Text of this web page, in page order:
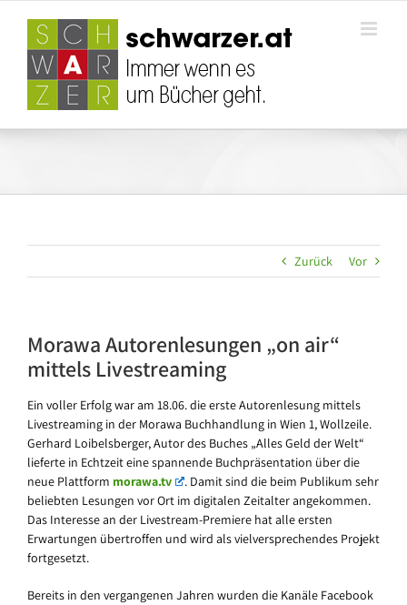
springen
Zurück Vor
Morawa Autorenlesungen „on air“
mittels Livestreaming
Ein voller Erfolg war am 18.06. die erste Autorenlesung mittels
Livestreaming in der Morawa Buchhandlung in Wien 1, Wollzeile.
Gerhard Loibelsberger, Autor des Buches „Alles Geld der Welt“
lieferte in Echtzeit eine spannende Buchpräsentation über die
neue Plattform morawa.tv
. Damit sind die beim Publikum sehr
beliebten Lesungen vor Ort im digitalen Zeitalter angekommen.
Das Interesse an der Livestream-Premiere hat alle ersten
Erwartungen übertroffen und wird als vielversprechendes Projekt
fortgesetzt.
Bereits in den vergangenen Jahren wurden die Kanäle Facebook